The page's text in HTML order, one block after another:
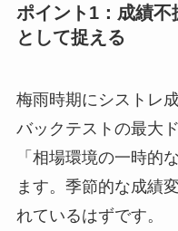
ポイント1：成績不
として捉える
梅雨時期にシストレ
バックテストの最大
「相場環境の一時的
ます。季節的な成績
れているはずです。